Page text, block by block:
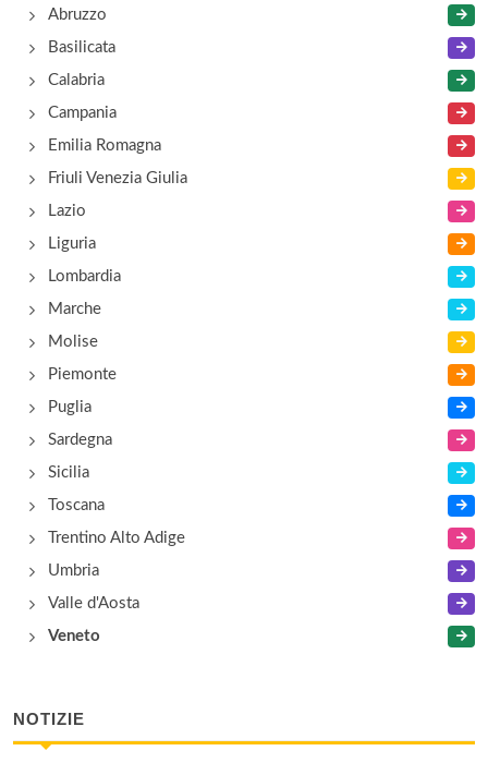
Abruzzo
Basilicata
Calabria
Campania
Emilia Romagna
Friuli Venezia Giulia
Lazio
Liguria
Lombardia
Marche
Molise
Piemonte
Puglia
Sardegna
Sicilia
Toscana
Trentino Alto Adige
Umbria
Valle d'Aosta
Veneto
NOTIZIE